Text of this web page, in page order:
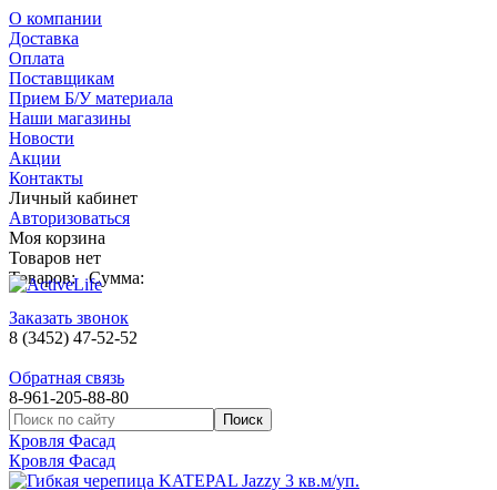
О компании
Доставка
Оплата
Поставщикам
Прием Б/У материала
Наши магазины
Новости
Акции
Контакты
Личный кабинет
Авторизоваться
Моя корзина
Товаров нет
Товаров: Сумма:
Заказать звонок
8 (3452) 47-52-52
Обратная связь
8-961-205-88-80
Кровля Фасад
Кровля Фасад